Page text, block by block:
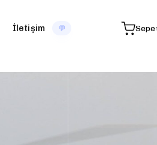
İletişim 💬